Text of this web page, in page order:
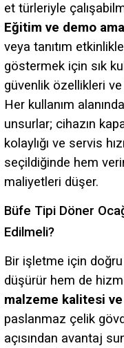
et türleriyle
Eğitim ve demo
veya tanıtım
göstermek için sık
güvenlik özellikleri ve
Her kullanım
unsurlar; cihazın
kolaylığı ve servis
seçildiğinde hem
maliyetleri düşer.
Büfe Tipi Döner
Edilmeli?
Bir işletme için
düşürür hem de
malzeme kalitesi ve
paslanmaz çelik
açısından avantaj